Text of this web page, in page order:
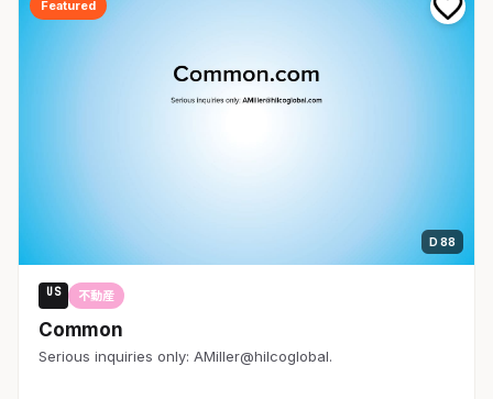
Featured
D 88
US 不動産
Common
Serious inquiries only: AMiller@hilcoglobal.